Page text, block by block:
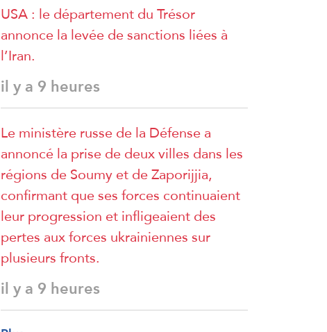
USA : le département du Trésor
annonce la levée de sanctions liées à
l’Iran.
il y a 9 heures
Le ministère russe de la Défense a
annoncé la prise de deux villes dans les
régions de Soumy et de Zaporijjia,
confirmant que ses forces continuaient
leur progression et infligeaient des
pertes aux forces ukrainiennes sur
plusieurs fronts.
il y a 9 heures